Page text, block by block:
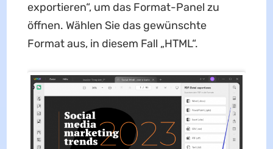
exportieren“, um das Format-Panel zu
öffnen. Wählen Sie das gewünschte
Format aus, in diesem Fall „HTML“.